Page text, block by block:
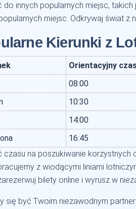
do innych popularnych miejsc,
miejsc. Odkrywaj świat z
Kierunki z
Orientacyjny
08:00
10:30
14:00
16:45
czasu na poszukiwanie korzystnych
z wiodącymi liniami
bilety online i wyrusz w
się być Twoim niezawodnym